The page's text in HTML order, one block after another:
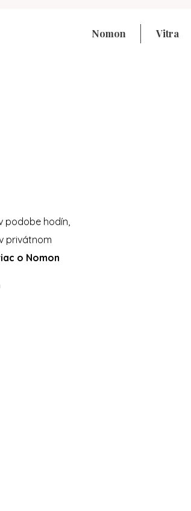
Nomon Vitra
podobe hodín,
privátnom
o Nomon